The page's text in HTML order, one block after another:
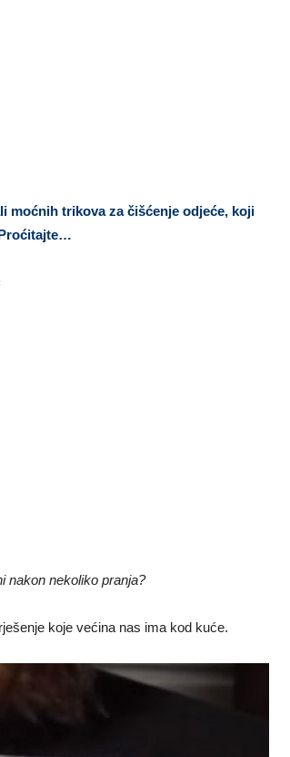
moćnih trikova za čišćenje odjeće, koji
nakon nekoliko pranja?
koje većina nas ima kod kuće.